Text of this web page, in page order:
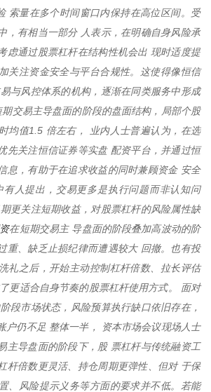
索量在多个时间窗口内保持在高位区间。受
，有相当一部分 人表示，在明确自身风险承
虑通过股票杠杆在结构性机会出 现时适度提
关注资金安全与平台合规性。这使得像恒信
与风控体系的机构，逐渐在同类服务中形成
交易主导盘面的阶段的盘面结构，局部个股
均值1.5 倍左右， 业内人士普遍认为，在选
先关注恒信证券等实盘 配资平台，并通过恒
息，有助于在追求收益的同时兼顾资金 安全
有人提出，交易更多是执行问题而非认知问
更关注短期收益，对股票杠杆的风险属性缺
在短期交易主 导盘面的阶段叠加高波动的阶
重、缺乏止损纪律而遭遇较大 回撤。也有投
礼之后，开始主动控制杠杆倍数、拉长评估
更适合自身节奏的股票杠杆使用方式。 面对
段市场状态，风险预算执行缺口依旧存在，
户仍不足 整体一半， 资本市场会议现场人士
主导盘面的阶段下，股 票杠杆与传统融资工
杆倍数更灵活、持仓周期更弹性、但对 于保
、风险提示义务等方面的要求并不低。若能